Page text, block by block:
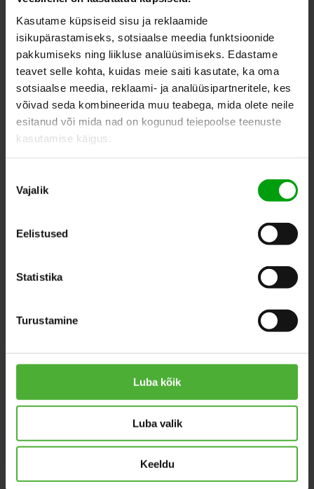
Kasutame küpsiseid sisu ja reklaamide
isikupärastamiseks, sotsiaalse meedia funktsioonide
pakkumiseks ning liikluse analüüsimiseks. Edastame
teavet selle kohta, kuidas meie saiti kasutate, ka oma
sotsiaalse meedia, reklaami- ja analüüsipartneritele, kes
võivad seda kombineerida muu teabega, mida olete neile
esitanud või mida nad on kogunud teiepoolse teenuste
kasutamise käigus.
valik
Vajalik
Eelistused
Statistika
Turustamine
Luba kõik
Luba valik
Keeldu
15,00–35,00EUR
ADD TO WHISHLIST
SIMILAR PRODUCTS
Oerstediana
Tassmania